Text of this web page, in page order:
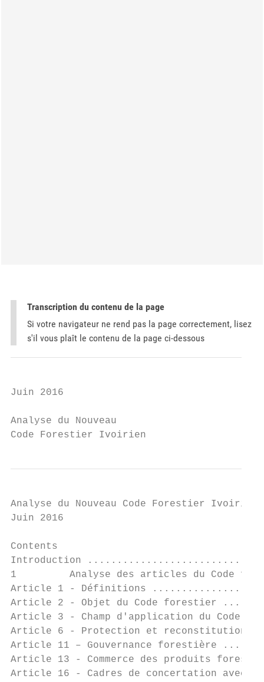
Transcription du contenu de la page
Si votre navigateur ne rend pas la page correctement, lisez
s'il vous plaît le contenu de la page ci-dessous
Juin 2016
Analyse du Nouveau
Code Forestier Ivoirien
Analyse du Nouveau Code Forestier Ivoirien
Juin 2016
Contents
Introduction
1         Analyse des articles du
Article 1 - Définitions
Article 2 - Objet du Code
Article 3 - Champ d'application
Article 6 - Protection et
Article 11 – Gouvernance
Article 13 - Commerce des
Article 16 - Cadres de concertation